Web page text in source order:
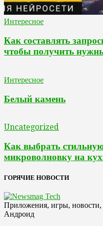
Интересное
Как составлять
чтобы получить
Интересное
Белый камень
Uncategorized
Как выбрать
микроволновку на
ГОРЯЧИЕ НОВОСТИ
Приложения, игры, новости,
Андроид